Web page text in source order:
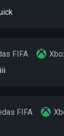
FIFA
FIFA